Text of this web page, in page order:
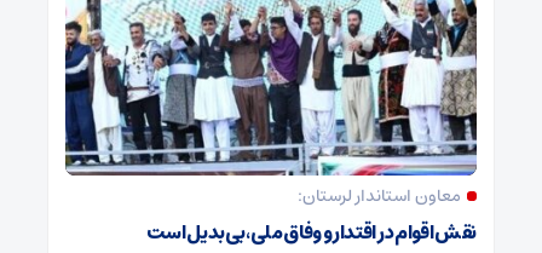
معاون استاندار لرستان:
نقش اقوام در اقتدار و وفاق ملی، بی‌بدیل است